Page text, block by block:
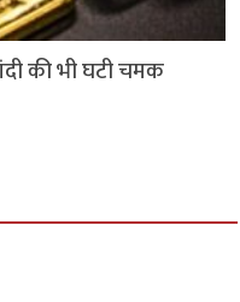
की भी घटी चमक